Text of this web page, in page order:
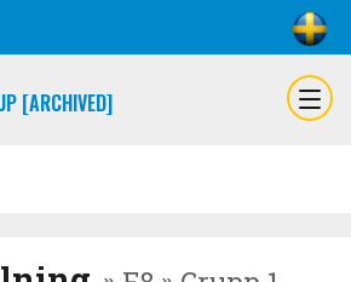
[ARCHIVED]